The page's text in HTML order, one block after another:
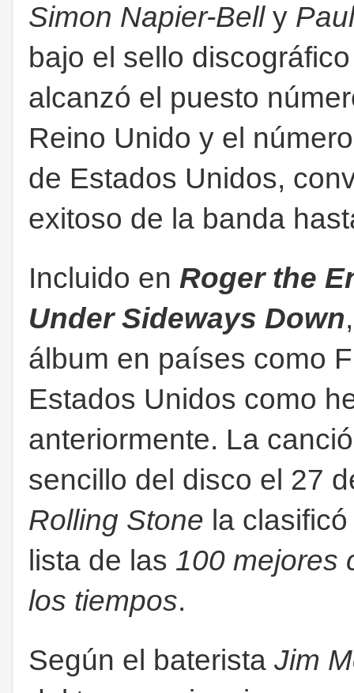
Simon Napier-Belly
bajo el sello
alcanzó el puesto
Reino Unido y el
de Estados Unidos,
exitoso de la banda
Incluido en Roger the
Under Sideways Down
álbum en países como
Estados Unidos como
anteriormente. La
sencillo del disco el 27
Rolling Stone la
lista de las 100 mejores
los tiempos.
Según el baterista Jim